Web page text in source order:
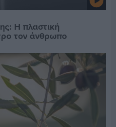
Η πλαστική
τον άνθρωπο